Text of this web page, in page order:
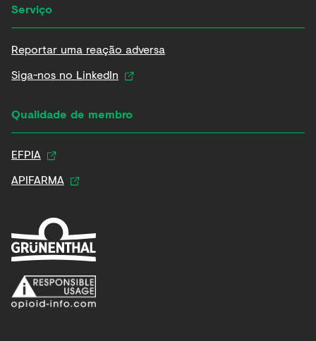
Serviço
Reportar uma reação adversa
Siga-nos no LinkedIn
Qualidade de membro
EFPIA
APIFARMA